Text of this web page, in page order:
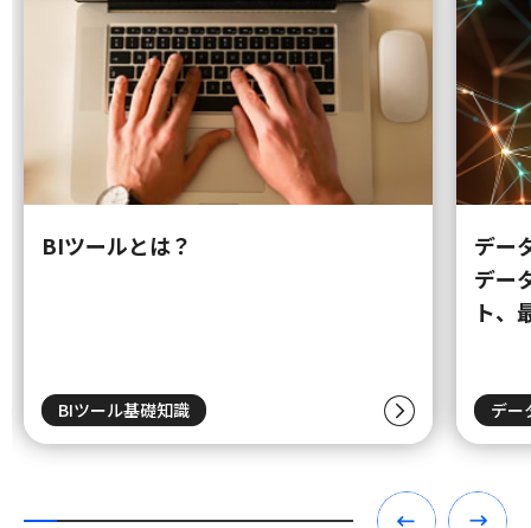
BIツールとは？
BIツール基礎知識
デー
デー
ト、
デー